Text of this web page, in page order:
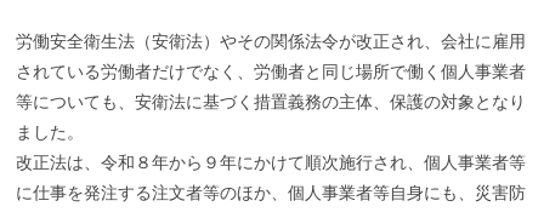
労働安全衛生法（安衛法）やその関係法令が改正され、会社に雇用
されている労働者だけでなく、労働者と同じ場所で働く個人事業者
等についても、安衛法に基づく措置義務の主体、保護の対象となり
ました。
改正法は、令和８年から９年にかけて順次施行され、個人事業者等
に仕事を発注する注文者等のほか、個人事業者等自身にも、災害防